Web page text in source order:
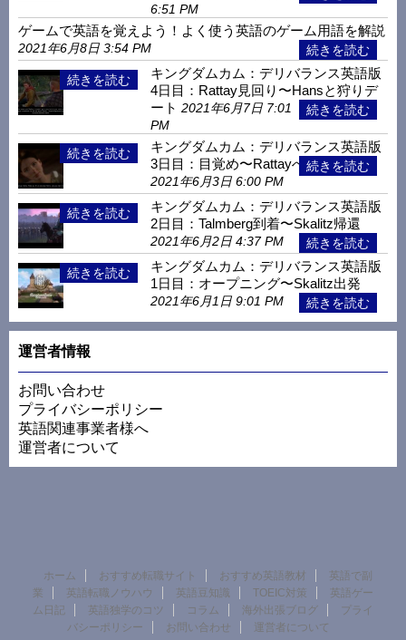
6:51 PM
ゲームで英語を覚えよう！よく使う英語のゲーム用語を解説
2021年6月8日 3:54 PM
キングダムカム：デリバランス英語版
4日目：Rattay見回り〜Hansと狩りデ
ート 2021年6月7日 7:01
PM
キングダムカム：デリバランス英語版
3日目：目覚め〜Rattayへ
2021年6月3日 6:00 PM
キングダムカム：デリバランス英語版
2日目：Talmberg到着〜Skalitz帰還
2021年6月2日 4:37 PM
キングダムカム：デリバランス英語版
1日目：オープニング〜Skalitz出発
2021年6月1日 9:01 PM
運営者情報
お問い合わせ
プライバシーポリシー
英語関連事業者様へ
運営者について
ホーム おすすめ転職サイト おすすめ英語教材
英語で副
業
英語転職ノウハウ 英語豆知識 TOEIC対策
英語ゲー
ム日記
英語独学のコツ コラム 海外出張ブログ
プライ
バシーポリシー
お問い合わせ 運営者について